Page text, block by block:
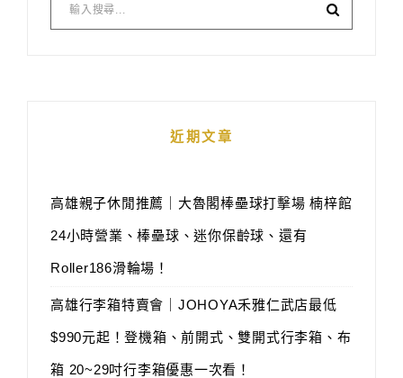
近期文章
高雄親子休閒推薦｜大魯閣棒壘球打擊場 楠梓館
24小時營業、棒壘球、迷你保齡球、還有
Roller186滑輪場！
高雄行李箱特賣會｜JOHOYA禾雅仁武店最低
$990元起！登機箱、前開式、雙開式行李箱、布
箱 20~29吋行李箱優惠一次看！